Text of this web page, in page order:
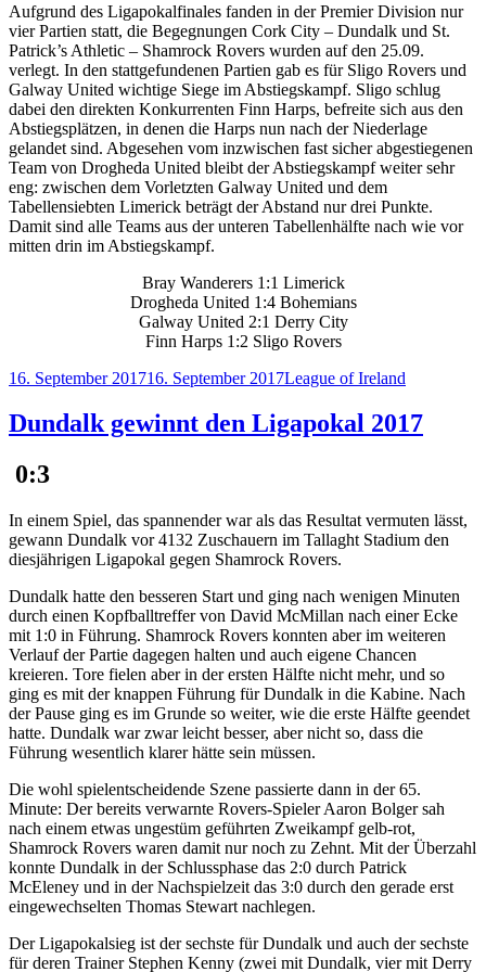
Aufgrund des Ligapokalfinales fanden in der Premier Division nur
vier Partien statt, die Begegnungen Cork City – Dundalk und St.
Patrick’s Athletic – Shamrock Rovers wurden auf den 25.09.
verlegt. In den stattgefundenen Partien gab es für Sligo Rovers und
Galway United wichtige Siege im Abstiegskampf. Sligo schlug
dabei den direkten Konkurrenten Finn Harps, befreite sich aus den
Abstiegsplätzen, in denen die Harps nun nach der Niederlage
gelandet sind. Abgesehen vom inzwischen fast sicher abgestiegenen
Team von Drogheda United bleibt der Abstiegskampf weiter sehr
eng: zwischen dem Vorletzten Galway United und dem
Tabellensiebten Limerick beträgt der Abstand nur drei Punkte.
Damit sind alle Teams aus der unteren Tabellenhälfte nach wie vor
mitten drin im Abstiegskampf.
Bray Wanderers 1:1 Limerick
Drogheda United 1:4 Bohemians
Galway United 2:1 Derry City
Finn Harps 1:2 Sligo Rovers
Veröffentlicht
16. September 201716. September 2017Kategorien
League of Ireland
Dundalk gewinnt den Ligapokal 2017
0:3
In einem Spiel, das spannender war als das Resultat vermuten lässt,
gewann Dundalk vor 4132 Zuschauern im Tallaght Stadium den
diesjährigen Ligapokal gegen Shamrock Rovers.
Dundalk hatte den besseren Start und ging nach wenigen Minuten
durch einen Kopfballtreffer von David McMillan nach einer Ecke
mit 1:0 in Führung. Shamrock Rovers konnten aber im weiteren
Verlauf der Partie dagegen halten und auch eigene Chancen
kreieren. Tore fielen aber in der ersten Hälfte nicht mehr, und so
ging es mit der knappen Führung für Dundalk in die Kabine. Nach
der Pause ging es im Grunde so weiter, wie die erste Hälfte geendet
hatte. Dundalk war zwar leicht besser, aber nicht so, dass die
Führung wesentlich klarer hätte sein müssen.
Die wohl spielentscheidende Szene passierte dann in der 65.
Minute: Der bereits verwarnte Rovers-Spieler Aaron Bolger sah
nach einem etwas ungestüm geführten Zweikampf gelb-rot,
Shamrock Rovers waren damit nur noch zu Zehnt. Mit der Überzahl
konnte Dundalk in der Schlussphase das 2:0 durch Patrick
McEleney und in der Nachspielzeit das 3:0 durch den gerade erst
eingewechselten Thomas Stewart nachlegen.
Der Ligapokalsieg ist der sechste für Dundalk und auch der sechste
für deren Trainer Stephen Kenny (zwei mit Dundalk, vier mit Derry